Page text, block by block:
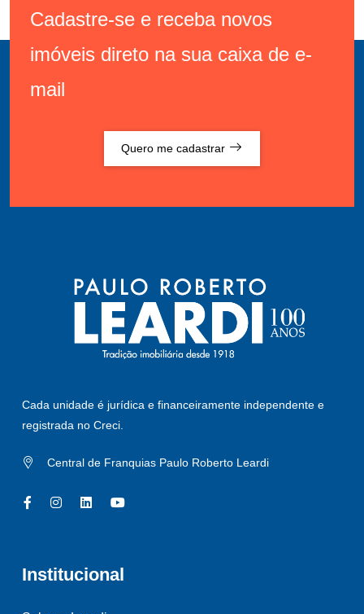
Cadastre-se e receba novos
imóveis direto na sua caixa de e-
mail
Quero me cadastrar
Cada unidade é jurídica e financeiramente independente e
registrada no Creci.
Central de Franquias Paulo Roberto Leardi
Institucional